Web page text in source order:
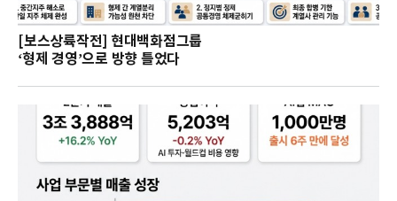
[보스상륙작전] 현대백화점그룹
‘형제 경영’으로 방향 틀었다